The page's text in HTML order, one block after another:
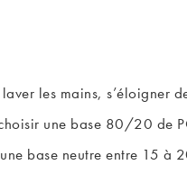
les mains, s’éloigner
une base 80/20
base neutre entre 15 à